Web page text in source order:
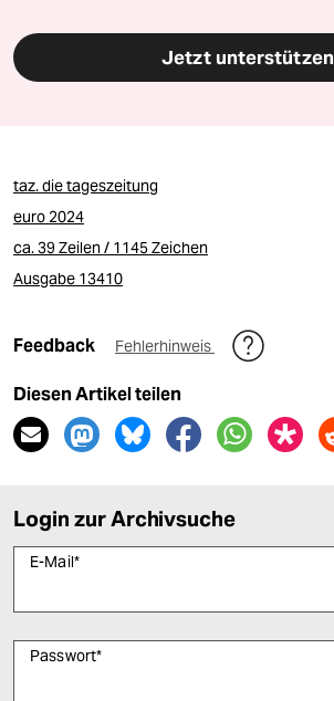
Jetzt unterstützen
taz. die tageszeitung
euro 2024
ca. 39 Zeilen / 1145 Zeichen
Ausgabe 13410
Feedback Fehlerhinweis
Diesen Artikel teilen
Login zur Archivsuche
E-Mail*
Passwort*